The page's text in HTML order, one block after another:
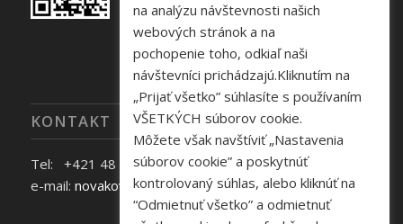
KONTAKT
Tel: +421 48 645 40 35
e-mail: novakova@zelpo.sk
na analýzu návštevnosti našich
webových stránok a na
pochopenie toho, odkiaľ naši
návštevníci prichádzajú.Kliknutím na
„Prijať všetko” súhlasíte s používaním
VŠETKÝCH súborov cookie.
Môžete však navštíviť „Nastavenia
súborov cookie” a poskytnúť
kontrolovaný súhlas, alebo kliknúť na
“Odmietnuť všetko” a odmietnuť